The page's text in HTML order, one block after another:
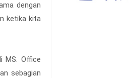
dengan
ketika kita
MS. Office
sebagian